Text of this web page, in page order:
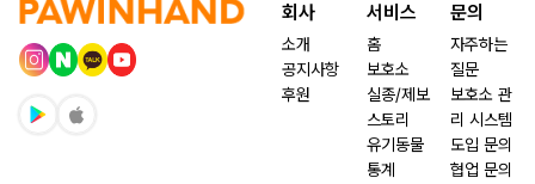
회사
소개
공지사항
후원
서비스
홈
보호소
실종/제보
스토리
유기동물
통계
문의
자주하는
질문
보호소 관
리 시스템
도입 문의
협업 문의